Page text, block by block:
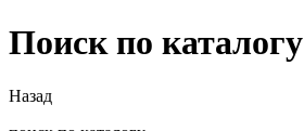
Поиск по каталогу
Назад